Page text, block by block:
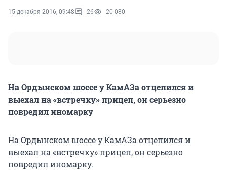
15 декабря 2016, 09:48 26 20 080
На Ордынском шоссе у КамАЗа отцепился и
выехал на «встречку» прицеп, он серьезно
повредил иномарку
На Ордынском шоссе у КамАЗа отцепился и
выехал на «встречку» прицеп, он серьезно
повредил иномарку.